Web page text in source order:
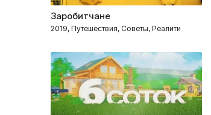
Заробитчане
2019, Путешествия, Советы, Реалити